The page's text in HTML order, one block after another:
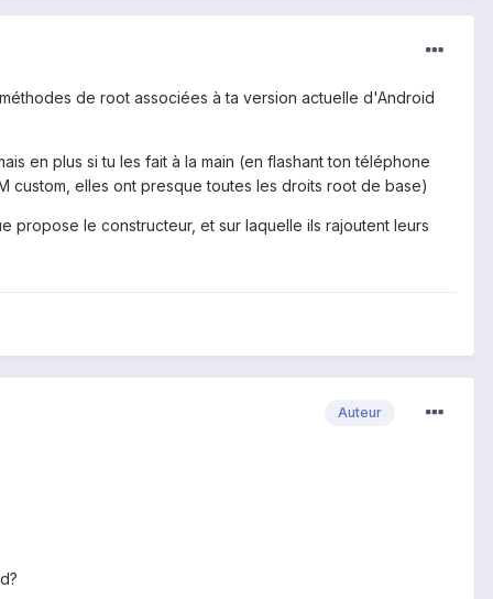
de root associées à ta version actuelle d'Android
en plus si tu les fait à la main (en flashant ton téléphone
custom, elles ont presque toutes les droits root de base)
propose le constructeur, et sur laquelle ils rajoutent leurs
Auteur